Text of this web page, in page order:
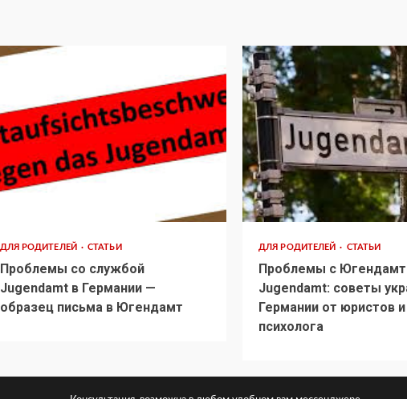
ДЛЯ РОДИТЕЛЕЙ СТАТЬИ
Проблемы со службой
Jugendamt в Германии —
образец письма в Югендамт
ДЛЯ РОДИТЕЛЕЙ СТАТЬИ
Проблемы с
Jugendamt: советы
Германии от юристов и
психолога